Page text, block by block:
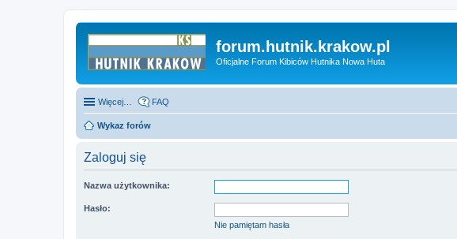
forum.hutnik.krakow.pl
Oficjalne Forum Kibiców Hutnika Nowa Huta
Więcej… FAQ
Wykaz forów
Zaloguj się
Nazwa użytkownika:
Hasło:
Nie pamiętam hasła